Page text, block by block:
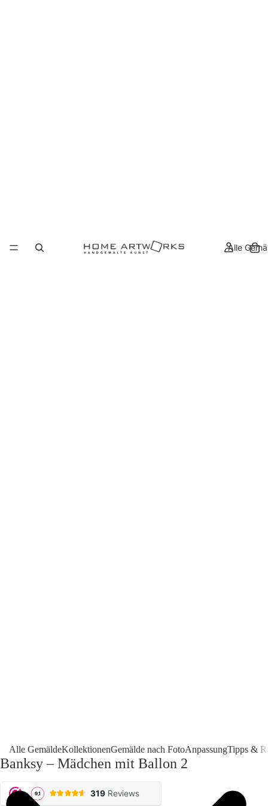
Alle
Alle GemäldeKollektionenGemälde nach FotoAnpassungTipps &
Banksy – Mädchen mit Ballon 2